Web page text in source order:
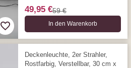
49,95 €59 €
In den Warenkorb
Deckenleuchte, 2er Strahler,
Rostfarbig, Verstellbar, 30 cm x